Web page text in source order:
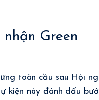
Green
toàn cầu sau Hội
kiện này đánh dấu